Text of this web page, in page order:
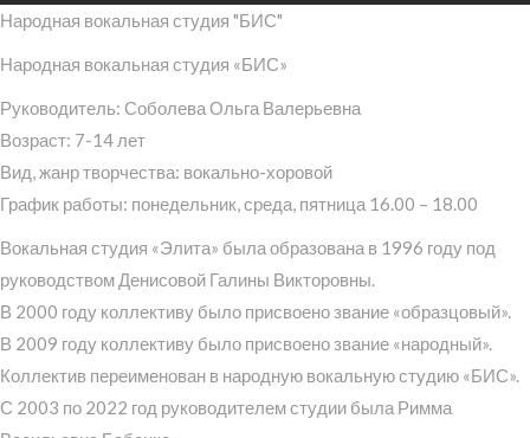
Народная вокальная студия "БИС"
Народная вокальная студия «БИС»
Руководитель: Соболева Ольга Валерьевна
Возраст: 7-14 лет
Вид, жанр творчества: вокально-хоровой
График работы: понедельник, среда, пятница 16.00 – 18.00
Вокальная студия «Элита» была образована в 1996 году под
руководством Денисовой Галины Викторовны.
В 2000 году коллективу было присвоено звание «образцовый».
В 2009 году коллективу было присвоено звание «народный».
Коллектив переименован в народную вокальную студию «БИС».
С 2003 по 2022 год руководителем студии была Римма